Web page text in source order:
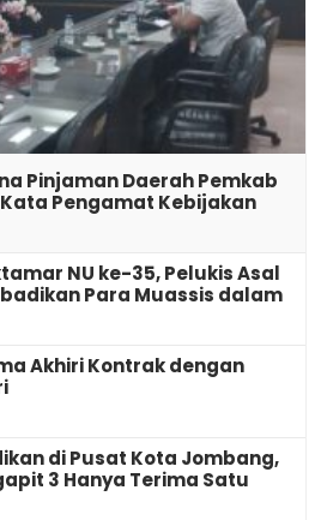
Pinjaman Daerah Pemkab
Pengamat Kebijakan
NU ke-35, Pelukis Asal
Para Muassis dalam
Akhiri Kontrak dengan
di Pusat Kota Jombang,
3 Hanya Terima Satu